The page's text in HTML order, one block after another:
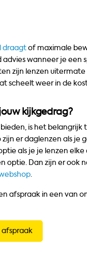
draagtof maximale
wanneer je een
zijn lenzen uitermate
scheelt weer in de
kijkgedrag?
is het belangrijk
er daglenzen als je
als je je lenzen elke
optie. Dan zijn er ook
.
afspraak in een van